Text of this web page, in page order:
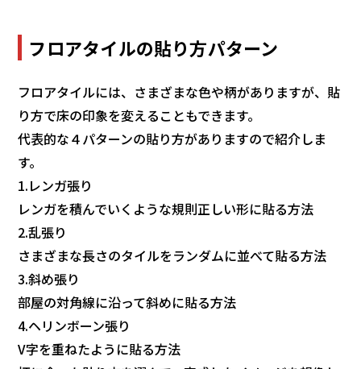
フロアタイルの貼り方パターン
フロアタイルには、さまざまな色や柄がありますが、貼
り方で床の印象を変えることもできます。
代表的な４パターンの貼り方がありますので紹介しま
す。
1.レンガ張り
レンガを積んでいくような規則正しい形に貼る方法
2.乱張り
さまざまな長さのタイルをランダムに並べて貼る方法
3.斜め張り
部屋の対角線に沿って斜めに貼る方法
4.ヘリンボーン張り
V字を重ねたように貼る方法